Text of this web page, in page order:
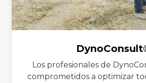
Los profesionales de
comprometidos a optimizar